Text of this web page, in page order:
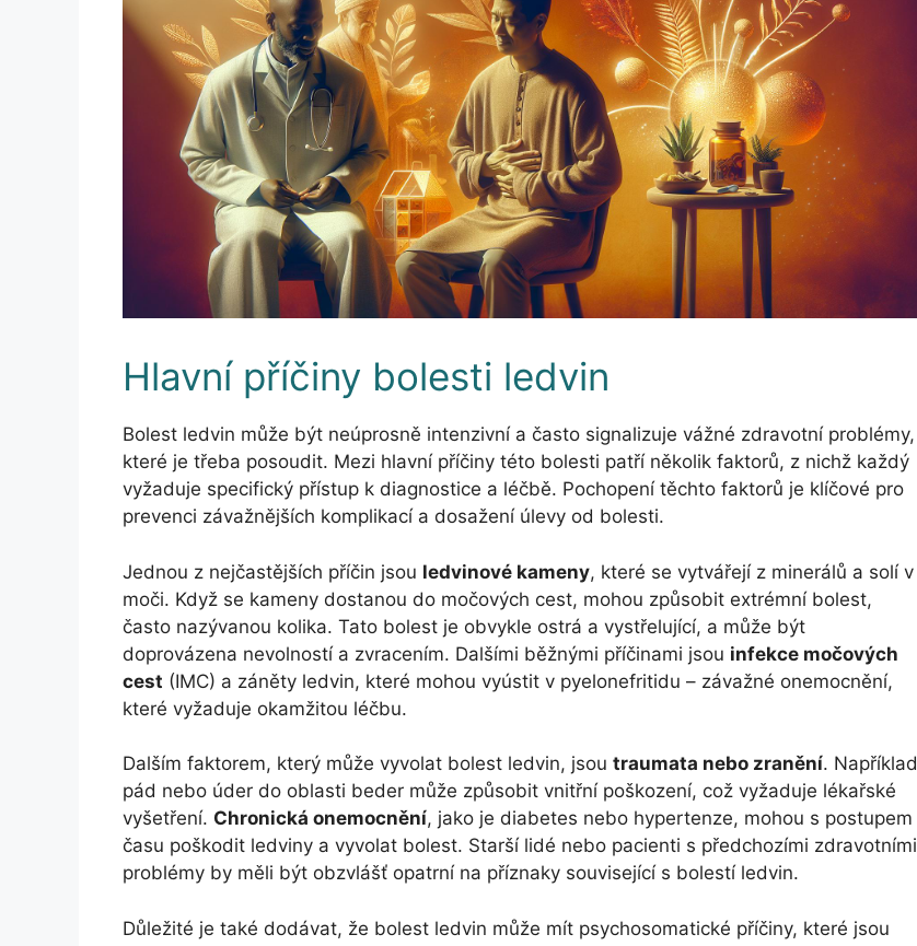
Hlavní příčiny bolesti ledvin
Bolest ledvin může být neúprosně intenzivní a často signalizuje vážné zdravotní problémy,
které je třeba posoudit. Mezi hlavní příčiny této bolesti patří několik faktorů, z nichž každý
vyžaduje specifický přístup k diagnostice a léčbě. Pochopení těchto faktorů je klíčové pro
prevenci závažnějších komplikací a dosažení úlevy od bolesti.
Jednou z nejčastějších příčin jsou ledvinové kameny, které se vytvářejí z minerálů a solí v
moči. Když se kameny dostanou do močových cest, mohou způsobit extrémní bolest,
často nazývanou kolika. Tato bolest je obvykle ostrá a vystřelující, a může být
doprovázena nevolností a zvracením. Dalšími běžnými příčinami jsou infekce močových
cest (IMC) a záněty ledvin, které mohou vyústit v pyelonefritidu – závažné onemocnění,
které vyžaduje okamžitou léčbu.
Dalším faktorem, který může vyvolat bolest ledvin, jsou traumata nebo zranění. Například
pád nebo úder do oblasti beder může způsobit vnitřní poškození, což vyžaduje lékařské
vyšetření. Chronická onemocnění, jako je diabetes nebo hypertenze, mohou s postupem
času poškodit ledviny a vyvolat bolest. Starší lidé nebo pacienti s předchozími zdravotními
problémy by měli být obzvlášť opatrní na příznaky související s bolestí ledvin.
Důležité je také dodávat, že bolest ledvin může mít psychosomatické příčiny, které jsou